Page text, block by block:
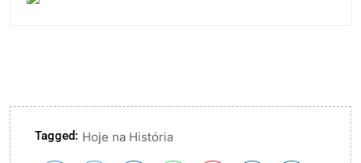
Tagged: Hoje na História